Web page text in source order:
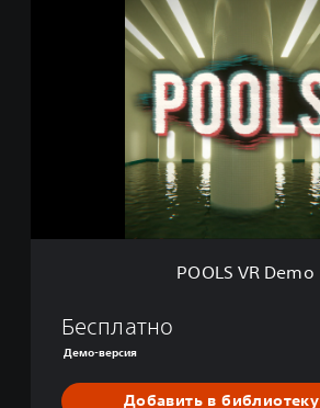
POOLS VR Demo
Бесплатно
Демо-версия
Добавить в библиотеку